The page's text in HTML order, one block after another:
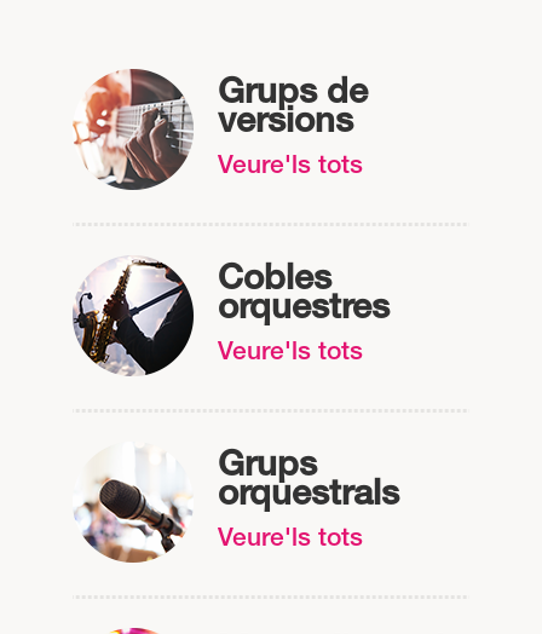
Grups de
versions
Veure'ls tots
Cobles
orquestres
Veure'ls tots
Grups
orquestrals
Veure'ls tots